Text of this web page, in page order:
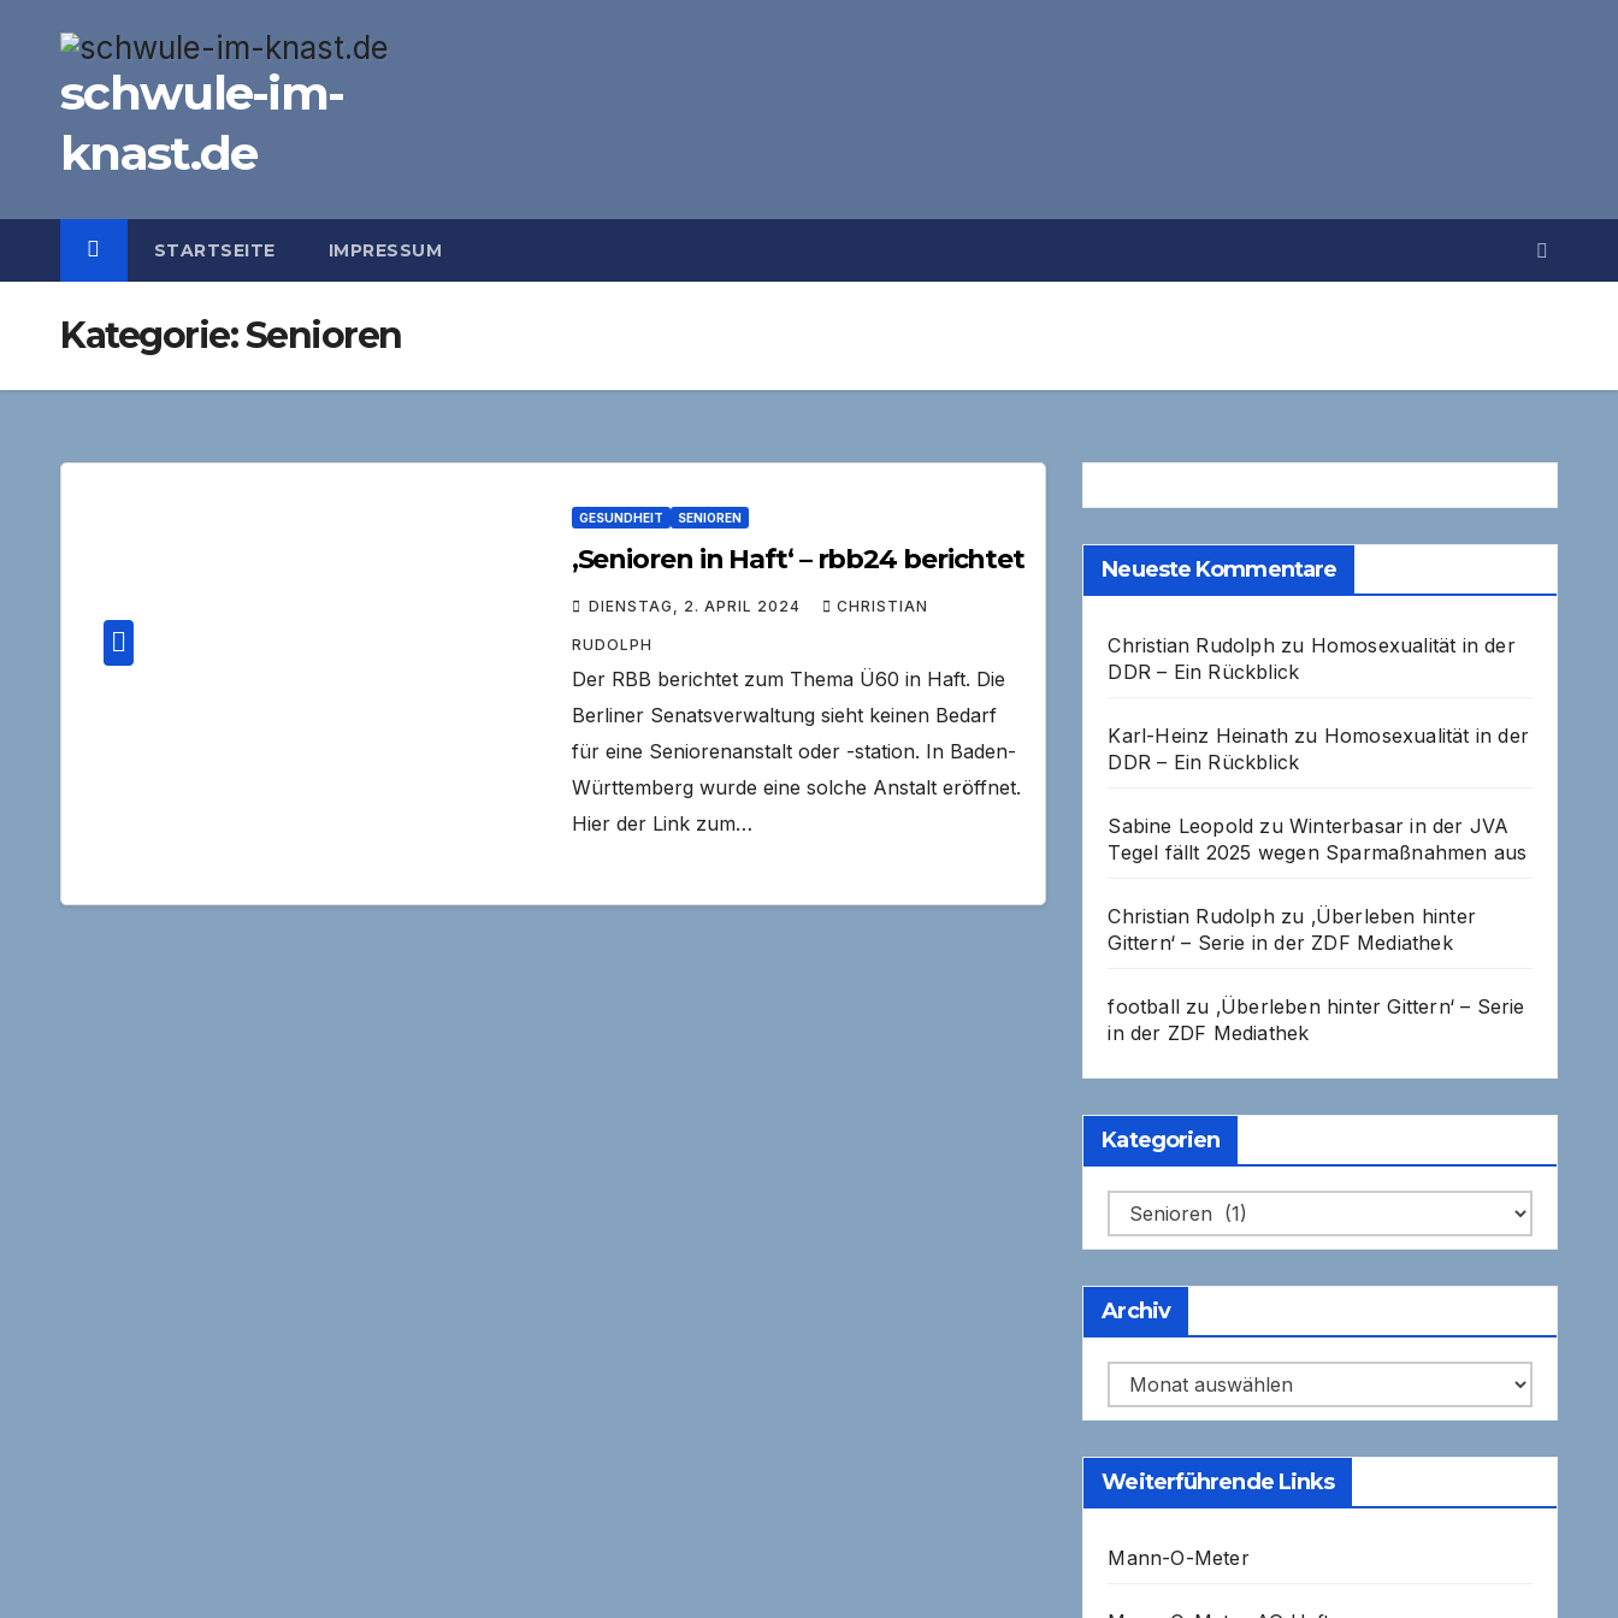
springenschwule-im-
knast.de
STARTSEITE IMPRESSUM
Kategorie:Senioren
GESUNDHEIT SENIOREN
‚Senioren in Haft‘ – rbb24 berichtet
DIENSTAG, 2. APRIL 2024 CHRISTIAN
RUDOLPH
Der RBB berichtet zum Thema Ü60 in Haft. Die
Berliner Senatsverwaltung sieht keinen Bedarf
für eine Seniorenanstalt oder -station. In Baden-
Württemberg wurde eine solche Anstalt eröffnet.
Hier der Link zum…
Neueste Kommentare
Christian Rudolphzu Homosexualität in der
DDR – Ein Rückblick
Karl-Heinz Heinathzu Homosexualität in der
DDR – Ein Rückblick
Sabine Leopold zu Winterbasar in der JVA
Tegel fällt 2025 wegen Sparmaßnahmen aus
Christian Rudolphzu ‚Überleben hinter
Gittern‘ – Serie in der ZDF Mediathek
footballzu ‚Überleben hinter Gittern‘ – Serie
in der ZDF Mediathek
Kategorien
Kategorien
Archiv
Archiv
Weiterführende Links
Mann-O-Meter